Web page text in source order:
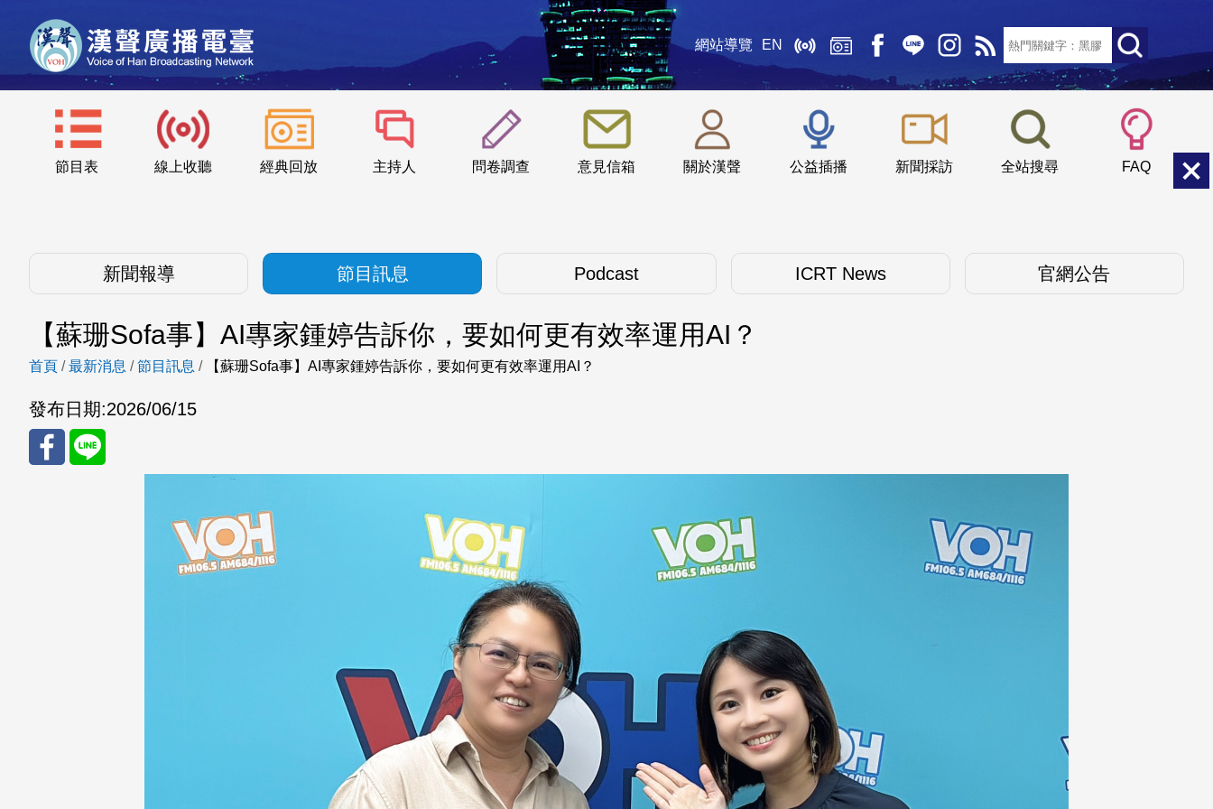
網站導覽 EN
節目表 線上收聽 經典回放 主持人 問卷調查 意見信箱 關於漢聲 公益插播 新聞採訪 全站搜尋 FAQ
::: 小 中
新聞報導 節目訊息 Podcast ICRT News 官網公告
【蘇珊Sofa事】AI專家鍾婷告訴你，要如何更有效率運用AI？
首頁 /最新消息 /節目訊息 / 【蘇珊Sofa事】AI專家鍾婷告訴你，要如何更有效率運用AI？
發布日期:2026/06/15